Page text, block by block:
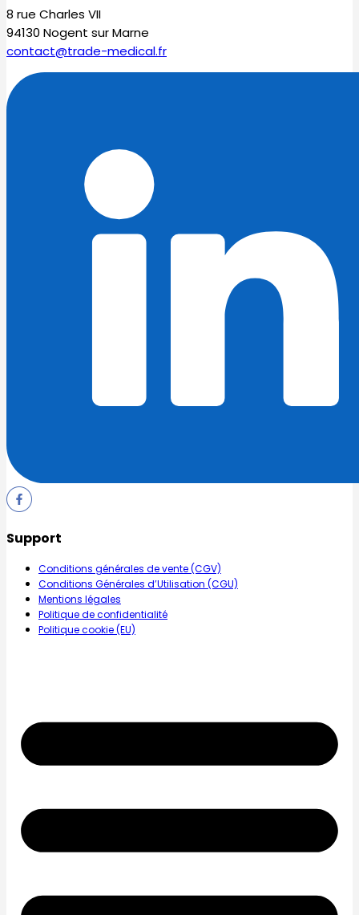
8 rue Charles VII
94130 Nogent sur Marne
contact@trade-medical.fr
Support
Conditions générales de vente (CGV)
Conditions Générales d’Utilisation (CGU)
Mentions légales
Politique de confidentialité
Politique cookie (EU)